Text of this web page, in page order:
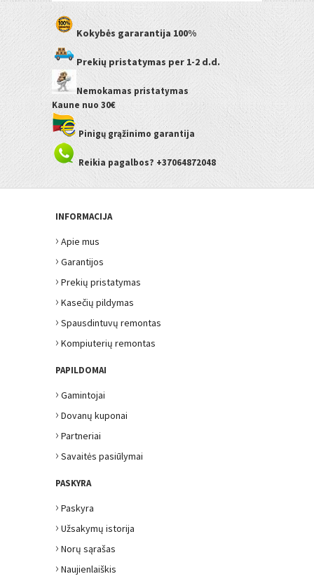
Kokybės gararantija 100%
Prekių pristatymas per 1-2 d.d.
Nemokamas pristatymas
Kaune nuo 30€
Pinigų grąžinimo garantija
Reikia pagalbos? +37064872048
INFORMACIJA
› Apie mus
› Garantijos
› Prekių pristatymas
› Kasečių pildymas
› Spausdintuvų remontas
› Kompiuterių remontas
PAPILDOMAI
› Gamintojai
› Dovanų kuponai
› Partneriai
› Savaitės pasiūlymai
PASKYRA
› Paskyra
› Užsakymų istorija
› Norų sąrašas
› Naujienlaiškis